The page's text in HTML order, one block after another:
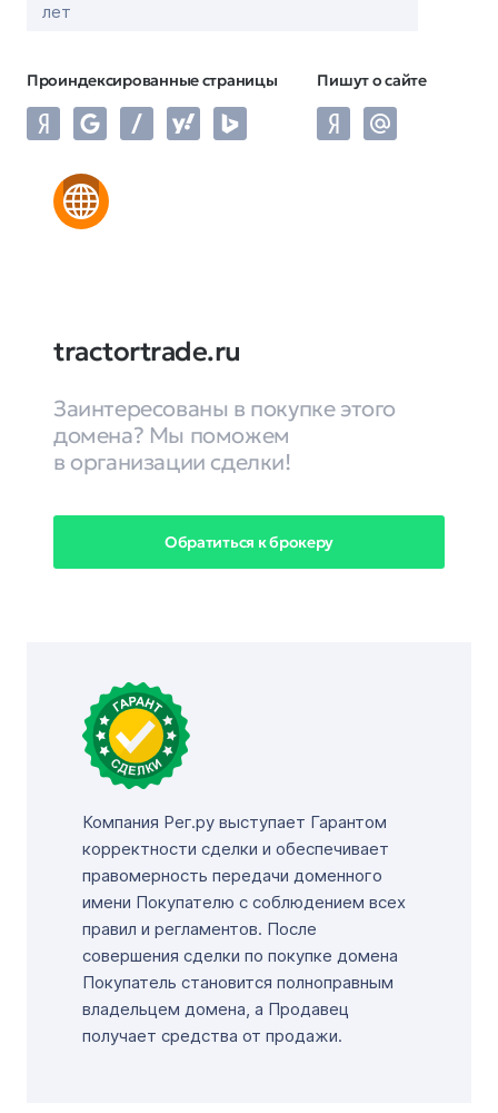
лет
Проиндексированные страницы Пишут о сайте
tractortrade.ru
Заинтересованы в покупке этого
домена? Мы поможем
в организации сделки!
Обратиться к брокеру
Компания Рег.ру выступает Гарантом
корректности сделки и обеспечивает
правомерность передачи доменного
имени Покупателю с соблюдением всех
правил и регламентов. После
совершения сделки по покупке домена
Покупатель становится полноправным
владельцем домена, а Продавец
получает средства от продажи.